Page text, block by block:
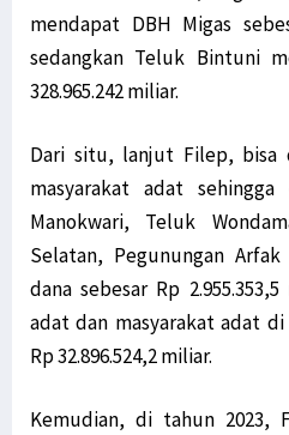
mendapat DBH Migas
sedangkan Teluk Bintuni
328.965.242 miliar.
Dari situ, lanjut Filep, bisa
masyarakat adat
Manokwari, Teluk
Selatan, Pegunungan
dana sebesar Rp
adat dan masyarakat adat
Rp 32.896.524,2 miliar.
Kemudian, di tahun 2023,